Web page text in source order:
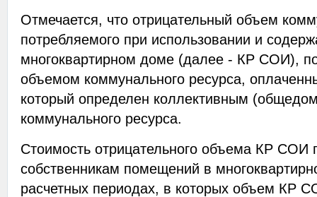
Отмечается, что отрицательный объем
потребляемого при использовании и
многоквартирном доме (далее - КР СОИ),
объемом коммунального ресурса,
который определен коллективным
коммунального ресурса.
Стоимость отрицательного объема КР СОИ
собственникам помещений в
расчетных периодах, в которых объем КР